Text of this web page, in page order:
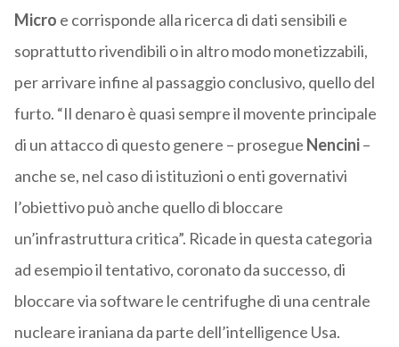
Micro e corrisponde alla ricerca di dati sensibili e
soprattutto rivendibili o in altro modo monetizzabili,
per arrivare infine al passaggio conclusivo, quello del
furto. “Il denaro è quasi sempre il movente principale
di un attacco di questo genere – prosegue Nencini–
anche se, nel caso di istituzioni o enti governativi
l’obiettivo può anche quello di bloccare
un’infrastruttura critica”. Ricade in questa categoria
ad esempio il tentativo, coronato da successo, di
bloccare via software le centrifughe di una centrale
nucleare iraniana da parte dell’intelligence Usa.